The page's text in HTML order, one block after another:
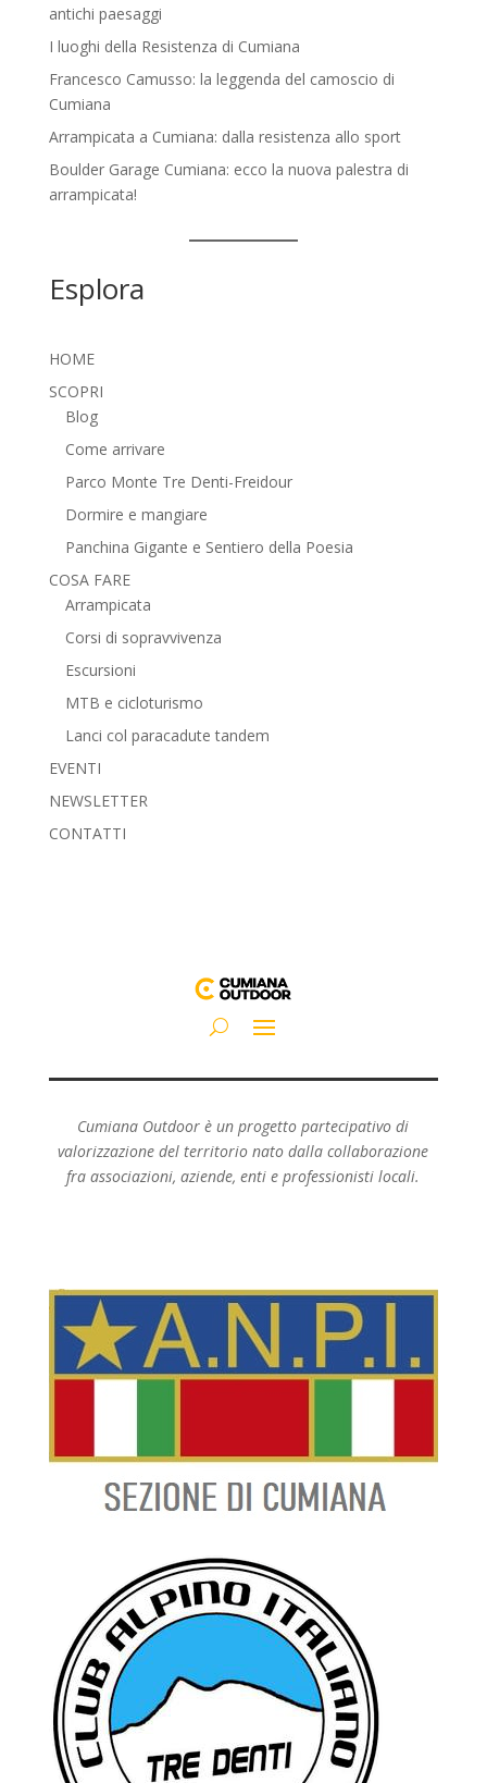
antichi paesaggi
I luoghi della Resistenza di Cumiana
Francesco Camusso: la leggenda del camoscio di
Cumiana
Arrampicata a Cumiana: dalla resistenza allo sport
Boulder Garage Cumiana: ecco la nuova palestra di
arrampicata!
Esplora
HOME
SCOPRI
Blog
Come arrivare
Parco Monte Tre Denti-Freidour
Dormire e mangiare
Panchina Gigante e Sentiero della Poesia
COSA FARE
Arrampicata
Corsi di sopravvivenza
Escursioni
MTB e cicloturismo
Lanci col paracadute tandem
EVENTI
NEWSLETTER
CONTATTI
Cumiana Outdoor è un progetto partecipativo di
valorizzazione del territorio nato dalla collaborazione
fra associazioni, aziende, enti e professionisti locali.